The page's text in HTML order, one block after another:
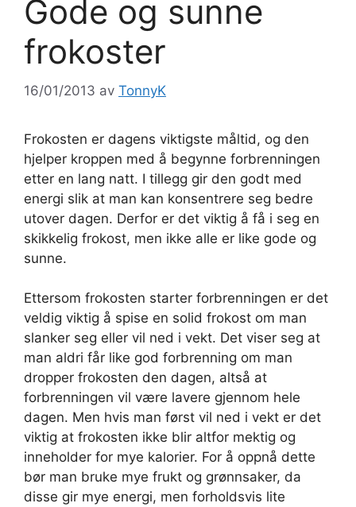
Gode og sunne
frokoster
16/01/2013 av TonnyK
Frokosten er dagens viktigste måltid, og den
hjelper kroppen med å begynne forbrenningen
etter en lang natt. I tillegg gir den godt med
energi slik at man kan konsentrere seg bedre
utover dagen. Derfor er det viktig å få i seg en
skikkelig frokost, men ikke alle er like gode og
sunne.
Ettersom frokosten starter forbrenningen er det
veldig viktig å spise en solid frokost om man
slanker seg eller vil ned i vekt. Det viser seg at
man aldri får like god forbrenning om man
dropper frokosten den dagen, altså at
forbrenningen vil være lavere gjennom hele
dagen. Men hvis man først vil ned i vekt er det
viktig at frokosten ikke blir altfor mektig og
inneholder for mye kalorier. For å oppnå dette
bør man bruke mye frukt og grønnsaker, da
disse gir mye energi, men forholdsvis lite